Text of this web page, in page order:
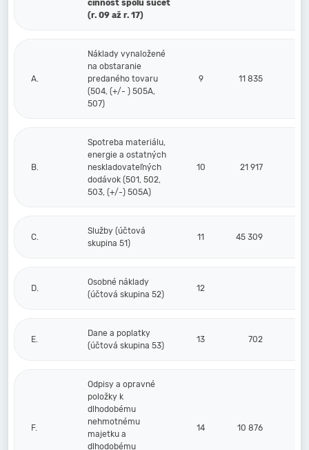
činnosť spolu súčet
(r. 09 až r. 17)
A.
Náklady vynaložené
na obstaranie
predaného tovaru
(504, (+/- ) 505A,
507)
9 11 835
B.
Spotreba materiálu,
energie a ostatných
neskladovateľných
dodávok (501, 502,
503, (+/-) 505A)
10 21 917
C.
Služby (účtová
skupina 51)
11 45 309
D.
Osobné náklady
(účtová skupina 52)
12
E.
Dane a poplatky
(účtová skupina 53)
13 702
F.
Odpisy a opravné
položky k
dlhodobému
nehmotnému
majetku a
dlhodobému
14 10 876